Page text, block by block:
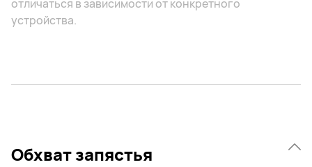
отличаться в зависимости от конкретного
устройства.
Обхват запястья